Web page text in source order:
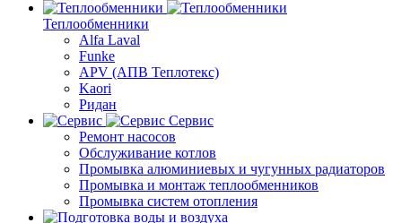
Теплообменники
Alfa Laval
Funke
APV (АПВ Теплотекс)
Kaori
Ридан
Сервис
Ремонт насосов
Обслуживание котлов
Промывка алюминиевых и чугунных радиаторов
Промывка и монтаж теплообменников
Промывка систем отопления